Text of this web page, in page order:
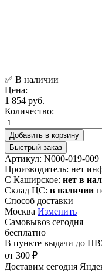
✅ В наличии
Цена:
1 854 руб.
Количество:
Добавить в корзину
Быстрый заказ
Артикул: N000-019-009
Производитель: нет
С Каширское: нет в
Склад ЦС: в наличии
Способ доставки
Москва Изменить
Самовывоз сегодня
бесплатно
В пункте выдачи до
от 300 ₽
Доставим сегодня